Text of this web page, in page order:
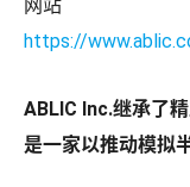
网站
https://
ABLIC Inc.继承了
是一家以推动模拟